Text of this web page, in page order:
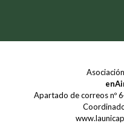
Apartado de correos nº